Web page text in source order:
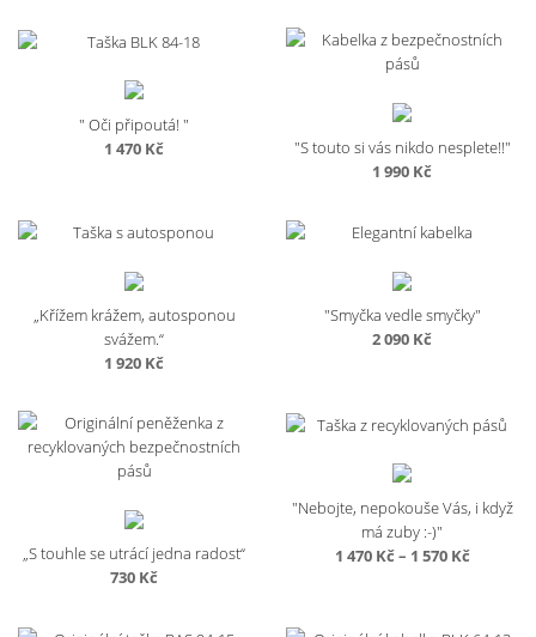
" Oči připoutá! "
1 470 Kč
"S touto si vás nikdo nesplete!!"
1 990 Kč
„Křížem krážem, autosponou
svážem.“
1 920 Kč
"Smyčka vedle smyčky"
2 090 Kč
„S touhle se utrácí jedna radost“
730 Kč
"Nebojte, nepokouše Vás, i když
má zuby :-)"
1 470 Kč– 1 570 KčRozpětí